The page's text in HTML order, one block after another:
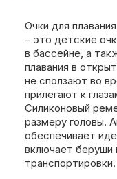
Очки для
– это детские
в бассейне, а
плавания в
не сползают во
прилегают к
Силиконовый
размеру головы.
обеспечивает
включает беруши
транспортировки.